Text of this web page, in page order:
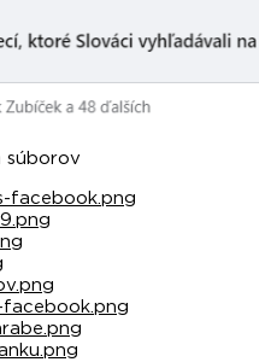
súborov
facebook.png
facebook.png